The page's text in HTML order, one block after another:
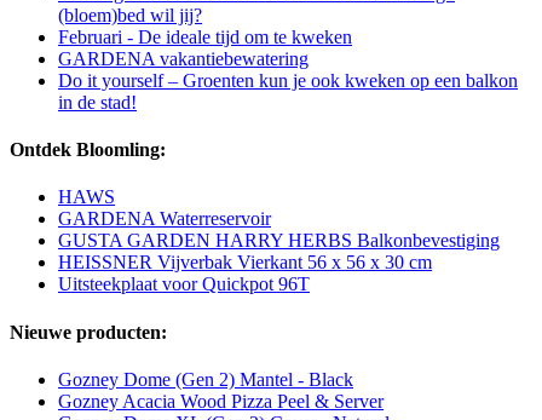
(bloem)bed wil jij?
Februari - De ideale tijd om te kweken
GARDENA vakantiebewatering
Do it yourself – Groenten kun je ook kweken op een balkon
in de stad!
Ontdek Bloomling:
HAWS
GARDENA Waterreservoir
GUSTA GARDEN HARRY HERBS Balkonbevestiging
HEISSNER Vijverbak Vierkant 56 x 56 x 30 cm
Uitsteekplaat voor Quickpot 96T
Nieuwe producten:
Gozney Dome (Gen 2) Mantel - Black
Gozney Acacia Wood Pizza Peel & Server